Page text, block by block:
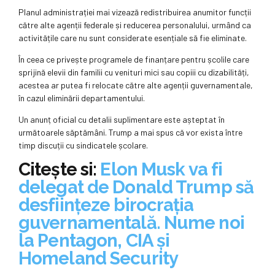
Planul administrației mai vizează redistribuirea anumitor funcții
către alte agenții federale și reducerea personalului, urmând ca
activitățile care nu sunt considerate esențiale să fie eliminate.
În ceea ce privește programele de finanțare pentru școlile care
sprijină elevii din familii cu venituri mici sau copiii cu dizabilități,
acestea ar putea fi relocate către alte agenții guvernamentale,
în cazul eliminării departamentului.
Un anunț oficial cu detalii suplimentare este așteptat în
următoarele săptămâni. Trump a mai spus că vor exista între
timp discuții cu sindicatele școlare.
Citește si: Elon Musk va fi
delegat de Donald Trump să
desființeze birocrația
guvernamentală. Nume noi
la Pentagon, CIA și
Homeland Security